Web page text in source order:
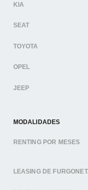
KIA
SEAT
TOYOTA
OPEL
JEEP
MODALIDADES
RENTING POR MESES
LEASING DE